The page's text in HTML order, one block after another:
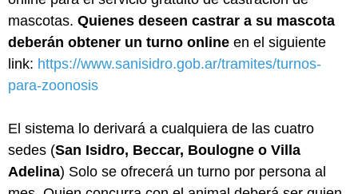
mascotas. Quienes deseen castrar a su mascota
deberán obtener un turno online en el siguiente
link: https://www.sanisidro.gob.ar/tramites/turnos-
para-zoonosis
El sistema lo derivará a cualquiera de las cuatro
sedes (San Isidro, Beccar, Boulogne o Villa
Adelina) Solo se ofrecerá un turno por persona al